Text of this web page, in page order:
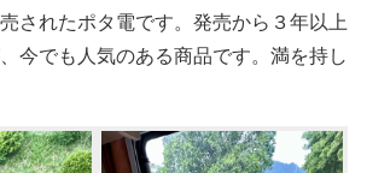
されたポタ電です。発売から３年以上
今でも人気のある商品です。満を持し